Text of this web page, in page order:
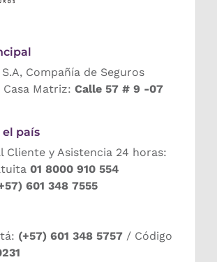
Compañía de Seguros
Matriz: Calle 57 # 9 -07
el país
Cliente y Asistencia 24 horas:
01 8000 910 554
601 348 7555
(+57) 601 348 5757 / Código